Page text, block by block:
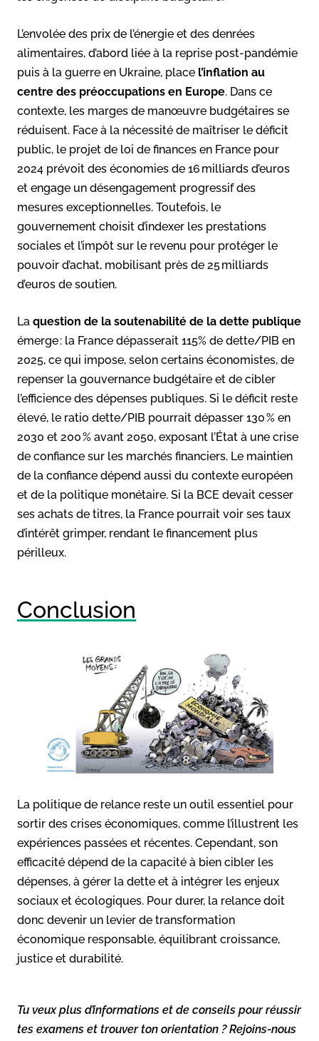
L’envolée des prix de l’énergie et des denrées
alimentaires, d’abord liée à la reprise post-pandémie
puis à la guerre en Ukraine, place l’inflation au
centre des préoccupations en Europe. Dans ce
contexte, les marges de manœuvre budgétaires se
réduisent. Face à la nécessité de maîtriser le déficit
public, le projet de loi de finances en France pour
2024 prévoit des économies de 16 milliards d’euros
et engage un désengagement progressif des
mesures exceptionnelles. Toutefois, le
gouvernement choisit d’indexer les prestations
sociales et l’impôt sur le revenu pour protéger le
pouvoir d’achat, mobilisant près de 25 milliards
d’euros de soutien.
La question de la soutenabilité de la dette publique
émerge : la France dépasserait 115% de dette/PIB en
2025, ce qui impose, selon certains économistes, de
repenser la gouvernance budgétaire et de cibler
l’efficience des dépenses publiques. Si le déficit reste
élevé, le ratio dette/PIB pourrait dépasser 130 % en
2030 et 200 % avant 2050, exposant l’État à une crise
de confiance sur les marchés financiers. Le maintien
de la confiance dépend aussi du contexte européen
et de la politique monétaire. Si la BCE devait cesser
ses achats de titres, la France pourrait voir ses taux
d’intérêt grimper, rendant le financement plus
périlleux.
Conclusion
La politique de relance reste un outil essentiel pour
sortir des crises économiques, comme l’illustrent les
expériences passées et récentes. Cependant, son
efficacité dépend de la capacité à bien cibler les
dépenses, à gérer la dette et à intégrer les enjeux
sociaux et écologiques. Pour durer, la relance doit
donc devenir un levier de transformation
économique responsable, équilibrant croissance,
justice et durabilité.
Tu veux plus d’informations et de conseils pour réussir
tes examens et trouver ton orientation ? Rejoins-nous